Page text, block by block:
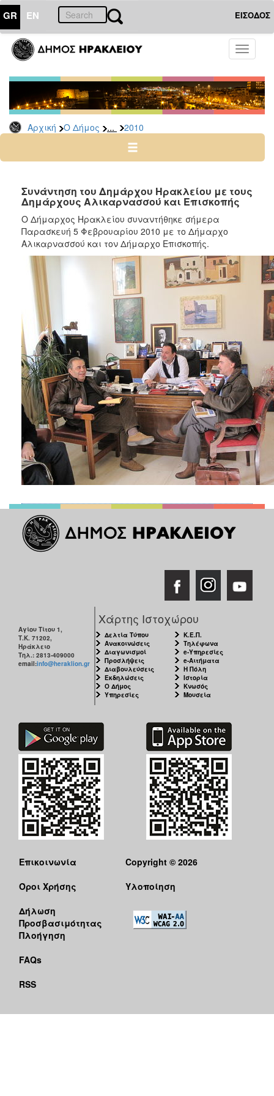
GR EN ΕΙΣΟΔΟΣ
Toggle
Αρχική Ο Δήμος ... 2010
ΔΗΜΟΣ
Δελτία
Τύπου
Αρχείο
2026
2024
2022
2021
2020
2019
2016
2015
2013
2012
2011
2010
2006
ΠΟΛΙΤΙΣΜΟΣ
ΑΝΘΕΚΤΙΚΗ
Συνάντηση του Δημάρχου Ηρακλείου με τους
Δημάρχους Αλικαρνασσού και Επισκοπής
Ο Δήμαρχος Ηρακλείου συναντήθηκε σήμερα
Παρασκευή 5 Φεβρουαρίου 2010 με το Δήμαρχο
Αλικαρνασσού και τον Δήμαρχο Επισκοπής.
Αγίου Τίτου 1,
Τ.Κ. 71202,
Ηράκλειο
Τηλ.: 2813-409000
email:info@heraklion.gr
Χάρτης Ιστοχώρου
Δελτία Τύπου
Ανακοινώσεις
Διαγωνισμοί
Προσλήψεις
Διαβουλεύσεις
Εκδηλώσεις
Ο Δήμος
Υπηρεσίες
Κ.Ε.Π.
Τηλέφωνα
e-Υπηρεσίες
e-Αιτήματα
Η Πόλη
Ιστορία
Κνωσός
Μουσεία
Επικοινωνία
Όροι Χρήσης
Δήλωση
Προσβασιμότητας
Πλοήγηση
FAQs
RSS
Copyright © 2026
Υλοποίηση